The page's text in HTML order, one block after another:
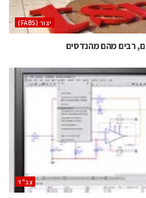
‫יצור (‪(FABS‬‬
‫צב"ד‬